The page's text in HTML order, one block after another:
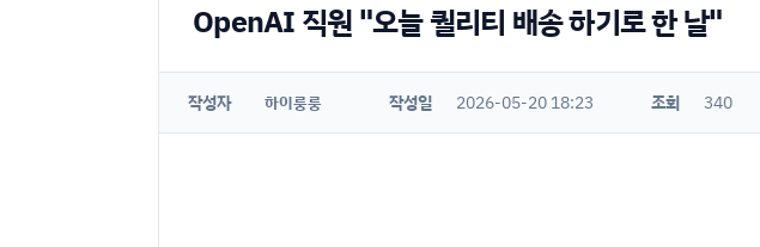
OpenAI 직원 "오늘 퀄리티 배송 하기로 한 날"
작성자 하이룽룽 작성일 2026-05-20 18:23 조회 340